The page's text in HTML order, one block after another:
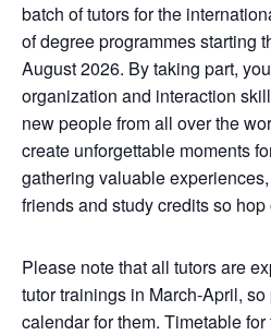
batch of tutors for the
of degree programmes starting
August 2026. By taking part,
organization and interaction
new people from all over the
create unforgettable moments
gathering valuable
friends and study credits so hop
Please note that all tutors are
tutor trainings in March-April,
calendar for them. Timetable